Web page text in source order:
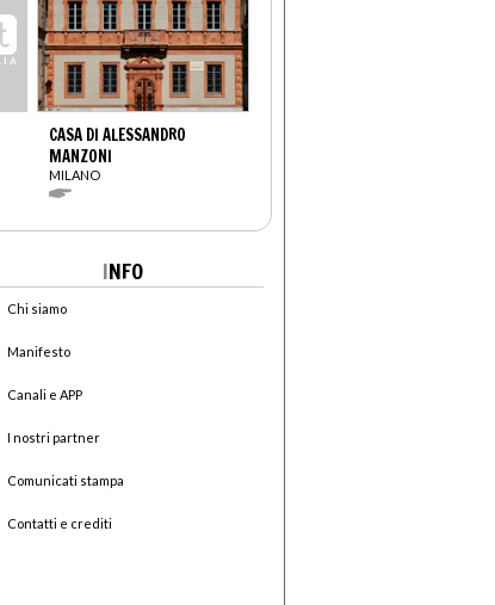
CASA DI ALESSANDRO
MANZONI
MILANO
INFO
Chi siamo
Manifesto
Canali e APP
I nostri partner
Comunicati stampa
Contatti e crediti